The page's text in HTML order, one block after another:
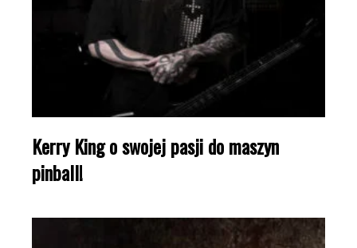
Kerry King o swojej pasji do maszyn
pinball!